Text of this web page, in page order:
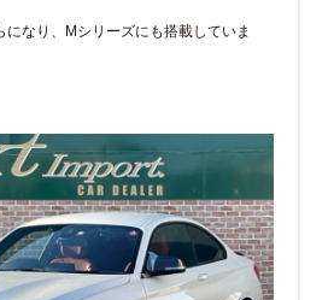
になり、Mシリーズにも搭載していま